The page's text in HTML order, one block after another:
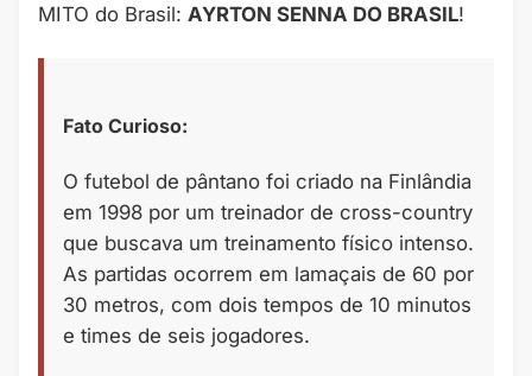
MITO do Brasil: AYRTON SENNA DO BRASIL!
Fato Curioso:
O futebol de pântano foi criado na Finlândia
em 1998 por um treinador de cross-country
que buscava um treinamento físico intenso.
As partidas ocorrem em lamaçais de 60 por
30 metros, com dois tempos de 10 minutos
e times de seis jogadores.